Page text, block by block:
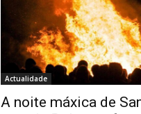
Actualidade
A noite máxica de